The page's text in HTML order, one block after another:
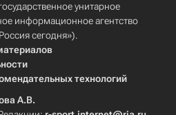
унитарное
информационное агентство
сегодня»).
технологий
А.В.